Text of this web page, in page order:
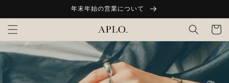
進む
年末年始の営業について
ー
ト